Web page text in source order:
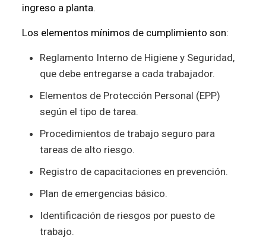
ingreso a planta.
Los elementos mínimos de cumplimiento son:
Reglamento Interno de Higiene y Seguridad,
que debe entregarse a cada trabajador.
Elementos de Protección Personal (EPP)
según el tipo de tarea.
Procedimientos de trabajo seguro para
tareas de alto riesgo.
Registro de capacitaciones en prevención.
Plan de emergencias básico.
Identificación de riesgos por puesto de
trabajo.